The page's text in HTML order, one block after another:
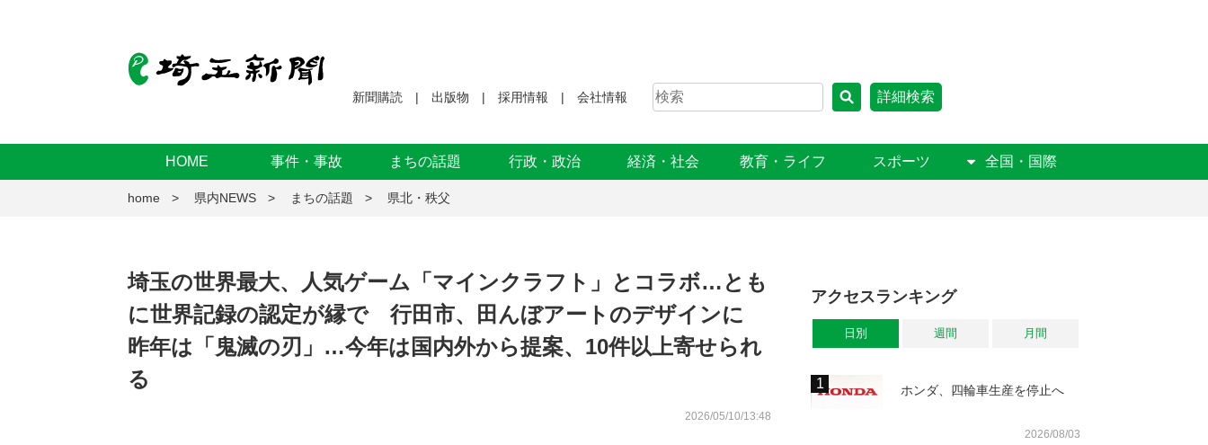
新聞購読 出版物 採用情報 会社情報 詳細検索
HOME 事件・事故 まちの話題 行政・政治 経済・社会 教育・ライフ スポーツ 全国・国際
home 県内NEWS まちの話題 県北・秩父
埼玉の世界最大、人気ゲーム「マインクラフト」とコラボ…とも
に世界記録の認定が縁で 行田市、田んぼアートのデザインに
昨年は「鬼滅の刃」…今年は国内外から提案、10件以上寄せられ
る
2026/05/10/13:48
アクセスランキング
日別 週間 月間
ホンダ、四輪車生産を停止へ
2026/08/03